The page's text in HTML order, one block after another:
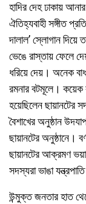
হাদির দেহ ঢাকায়
ঐতিহ্যবাহী সঙ্গীত
দালাল’ স্লোগান দিয়ে
ভেঙে রাস্তায় ফেলে
ধরিয়ে দেয়। অনেক
রমনার বটমূলে।
হয়েছিলেন ছায়ানটের
বৈশাখের অনুষ্ঠান
ছায়ানটের অনুষ্ঠানে।
ছায়ানটের আক্রমণ
সদস্যরা ভাঙা
উন্মুক্ত জনতার হাত